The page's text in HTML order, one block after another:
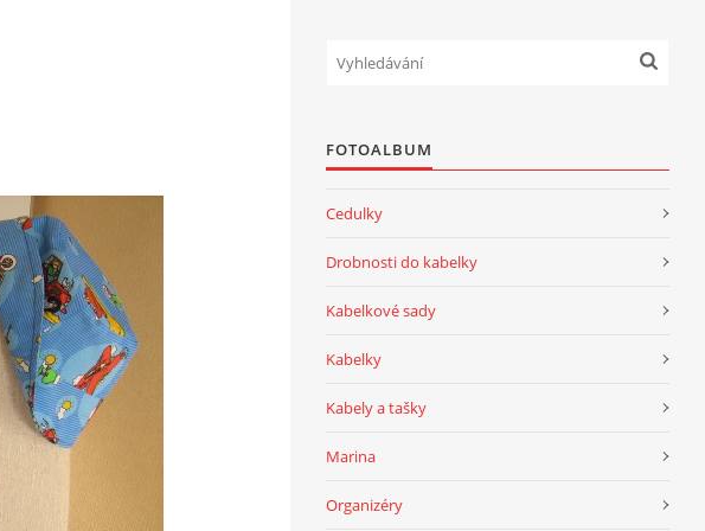
FOTOALBUM
Cedulky
Drobnosti do kabelky
Kabelkové sady
Kabelky
Kabely a tašky
Marina
Organizéry